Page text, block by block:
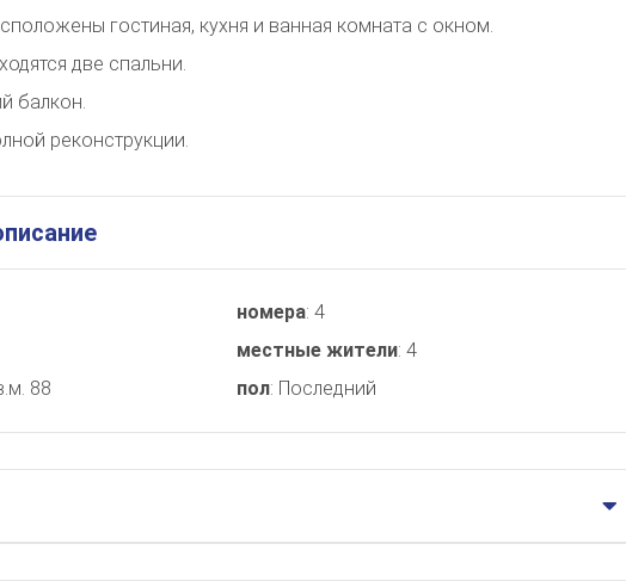
гостиная, кухня и ванная комната с окном.
две спальни.
балкон.
реконструкции.
88
номера: 4
местные жители: 4
пол: Последний